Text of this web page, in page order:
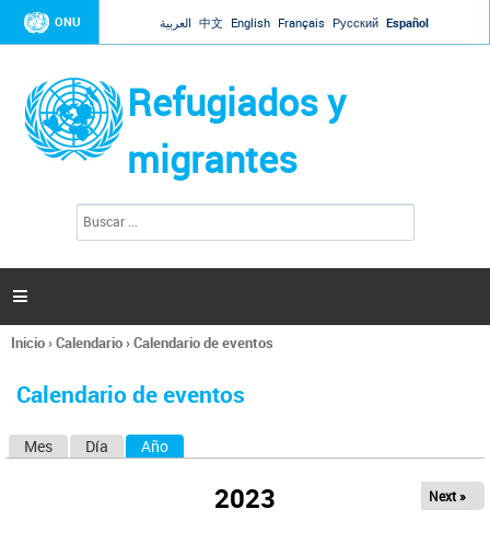
Jump to navigation
ONU العربية 中文 English Français Русский Español
Refugiados y
migrantes
l
s

Se
usted
Inicio›Calendario›Calendario de eventos
Calendario de eventos
Mes Día Año
2023 Next »